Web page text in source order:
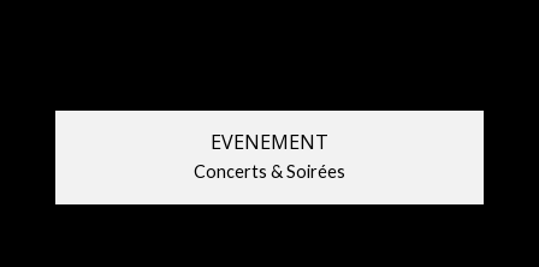
EVENEMENT
Concerts & Soirées